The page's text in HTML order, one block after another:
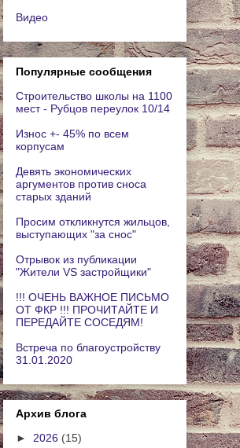
Видео
Популярные сообщения
Строительство школы на 1100
мест - Рубцов переулок 10/14
Износ +- 45% по всем
корпусам
Девять экономических
аргументов против сноса
старых зданий
Просим откликнутся жильцов,
выступающих "за снос"
Отрывок из публикации
"Жители VS застройщики"
!!! ОЧЕНЬ ВАЖНОЕ ПИСЬМО
ОТ ФКР !!! ПРОЧИТАЙТЕ И
ПЕРЕДАЙТЕ СОСЕДЯМ!
Встреча по благоустройству
31.01.2020
Архив блога
► 2026 (15)